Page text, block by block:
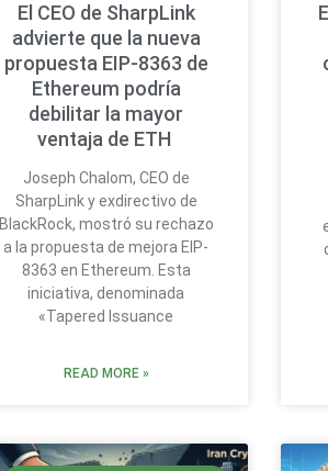
El CEO de SharpLink
advierte que la nueva
propuesta EIP-8363 de
Ethereum podría
debilitar la mayor
ventaja de ETH
Joseph Chalom, CEO de
SharpLink y exdirectivo de
BlackRock, mostró su rechazo
a la propuesta de mejora EIP-
8363 en Ethereum. Esta
iniciativa, denominada
«Tapered Issuance
READ MORE »